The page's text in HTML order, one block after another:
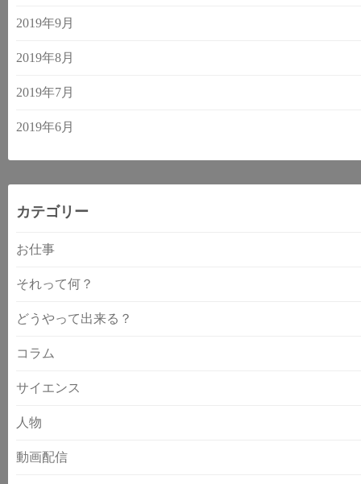
2019年9月
2019年8月
2019年7月
2019年6月
カテゴリー
お仕事
それって何？
どうやって出来る？
コラム
サイエンス
人物
動画配信